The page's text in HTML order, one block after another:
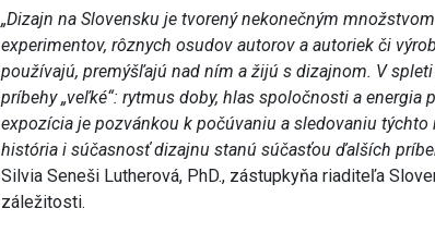
„Dizajn na Slovensku je tvorený nekonečným
experimentov, rôznych osudov autorov a autoriek či
používajú, premýšľajú nad ním a žijú s dizajnom. V
príbehy „veľké“: rytmus doby, hlas spoločnosti a energia
expozícia je pozvánkou k počúvaniu a sledovaniu
história i súčasnosť dizajnu stanú súčasťou ďalších
Silvia Seneši Lutherová, PhD., zástupkyňa riaditeľa
záležitosti.